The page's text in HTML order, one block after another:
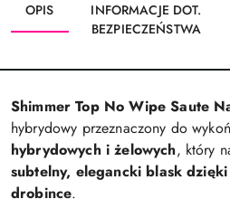
OPIS
INFORMACJE DOT.
BEZPIECZEŃSTWA
Shimmer Top No Wipe Saute
hybrydowy przeznaczony do
hybrydowych i żelowych, który
subtelny, elegancki blask
drobince.